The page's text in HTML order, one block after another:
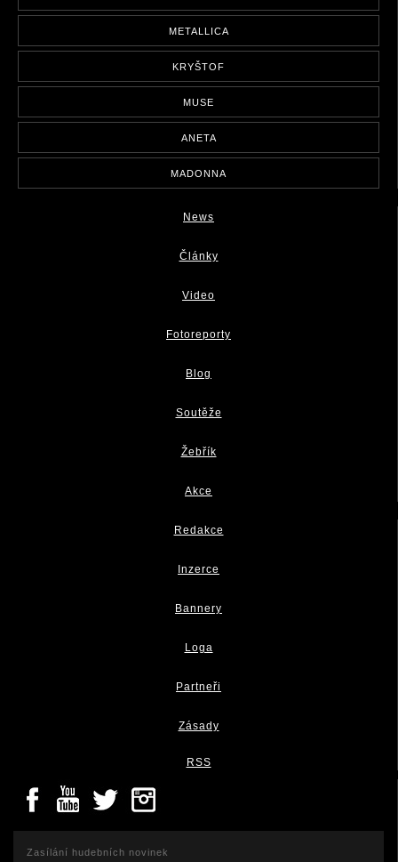
METALLICA
KRYŠTOF
MUSE
ANETA
MADONNA
News
Články
Video
Fotoreporty
Blog
Soutěže
Žebřík
Akce
Redakce
Inzerce
Bannery
Loga
Partneři
Zásady
RSS
Zasílání hudebních novinek